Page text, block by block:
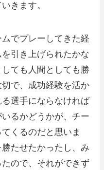
きます。
でプレーしてきた経
引き上げられたかな
ても人間としても勝
で、成功経験を活か
選手にならなければ
るかどうかが、チー
くるのだと思いま
たせたかったし、み
ので、それができず